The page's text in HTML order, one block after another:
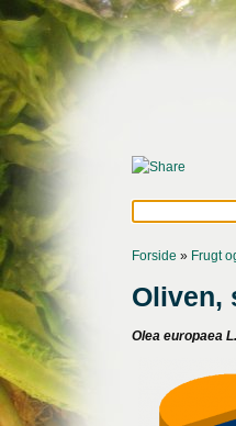
Forside » Frugt
Oliven,
Olea europaea L.